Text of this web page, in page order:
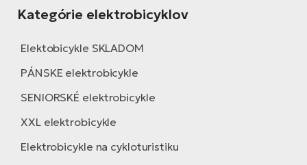
Kategórie elektrobicyklov
Elektobicykle SKLADOM
PÁNSKE elektrobicykle
SENIORSKÉ elektrobicykle
XXL elektrobicykle
Elektrobicykle na cykloturistiku